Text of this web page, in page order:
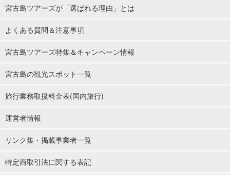
のアイスクリームと黒糖カラメルで香ばしく焼き上げる焼きバナ
ナはまさに絶品です！
宮古島ツアーズが「選ばれる理由」とは
よくある質問＆注意事項
宮古島ツアーズ特集＆キャンペーン情報
宮古島の観光スポット一覧
旅行業務取扱料金表(国内旅行)
運営者情報
リンク集・掲載事業者一覧
特定商取引法に関する表記